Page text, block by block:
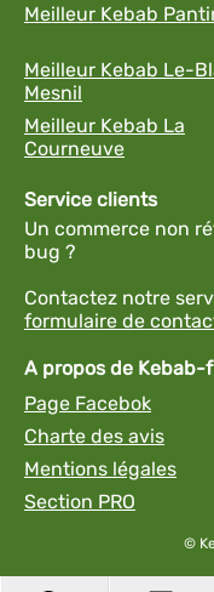
Meilleur Kebab
Meilleur Kebab Le-
Mesnil
Meilleur Kebab La
Courneuve
Service clients
Un commerce non
bug ?
Contactez notre
formulaire de
A propos de Kebab-
Page Facebok
Charte des avis
Mentions légales
Section PRO
©